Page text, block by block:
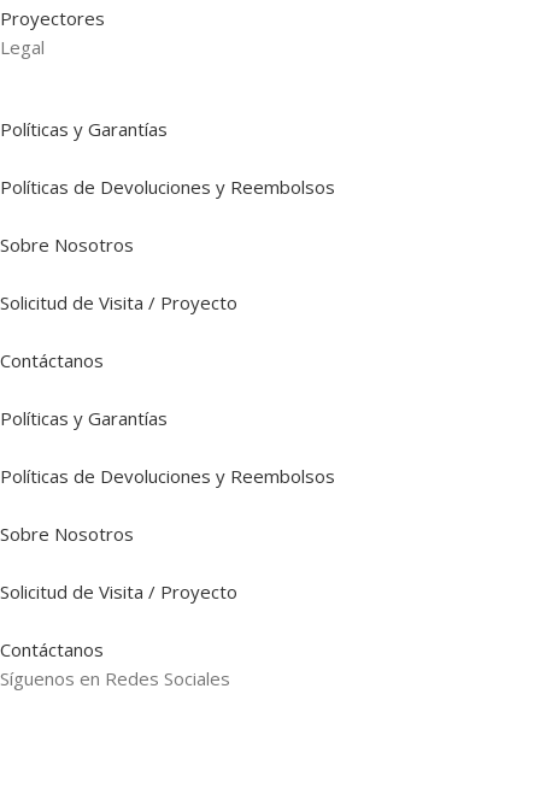
Proyectores
Legal
Políticas y Garantías
Políticas de Devoluciones y Reembolsos
Sobre Nosotros
Solicitud de Visita / Proyecto
Contáctanos
Políticas y Garantías
Políticas de Devoluciones y Reembolsos
Sobre Nosotros
Solicitud de Visita / Proyecto
Contáctanos
Síguenos en Redes Sociales